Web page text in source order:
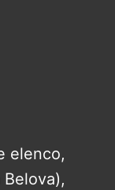
elenco,
Belova),